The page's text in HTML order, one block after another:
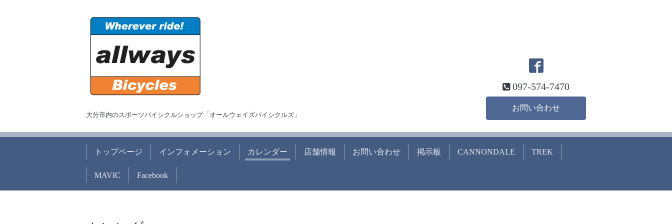
大分市内のスポーツバイシクルショップ「オールウェイズバイシクルズ」
097-574-7470
お問い合わせ
トップページ インフォメーション カレンダー 店舗情報 お問い合わせ 掲示板 CANNONDALE TREK
MAVIC Facebook